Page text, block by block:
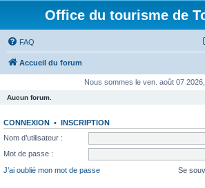
Office du tourisme de
FAQ
Accueil du forum
Nous sommes le ven. août 07
Aucun forum.
CONNEXION • INSCRIPTION
Nom d’utilisateur :
Mot de passe :
J’ai oublié mon mot de passe
Se